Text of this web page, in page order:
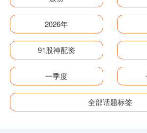
2026年
91股神配资
一季度
全部话题标签